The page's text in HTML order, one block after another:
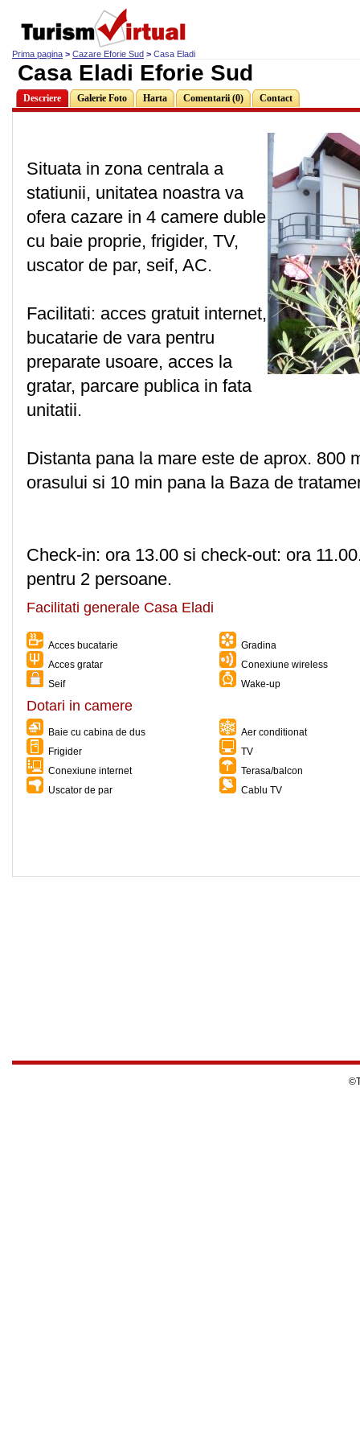
Prima pagina > Cazare Eforie Sud > Casa Eladi
Casa Eladi Eforie Sud
Descriere Galerie Foto Harta Comentarii (0) Contact
Situata in zona centrala a
statiunii, unitatea noastra va
ofera cazare in 4 camere duble
cu baie proprie, frigider, TV,
uscator de par, seif, AC.
Facilitati: acces gratuit internet,
bucatarie de vara pentru
preparate usoare, acces la
gratar, parcare publica in fata
unitatii.
Distanta pana la mare este de aprox. 800
orasului si 10 min pana la Baza de
Check-in: ora 13.00 si check-out: ora
pentru 2 persoane.
Facilitati generale Casa Eladi
Acces bucatarie
Gradina
Acces gratar
Conexiune wireless
Seif
Wake-up
Dotari in camere
Baie cu cabina de dus
Aer conditionat
Frigider
TV
Conexiune internet
Terasa/balcon
Uscator de par
Cablu TV